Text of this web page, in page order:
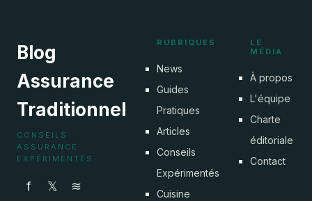
Blog
Assurance
Traditionnel
CONSEILS
ASSURANCE
EXPÉRIMENTÉS
f 𝕏 ≋
RUBRIQUES
News
Guides
Pratiques
Articles
Conseils
Expérimentés
Cuisine
LE
MÉDIA
À propos
L'équipe
Charte
éditoriale
Contact